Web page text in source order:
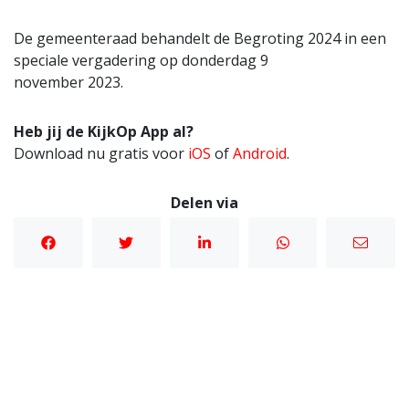
De gemeenteraad behandelt de Begroting 2024 in een
speciale vergadering op donderdag 9
november 2023.
Heb jij de KijkOp App al?
Download nu gratis voor iOS ofAndroid.
Delen via